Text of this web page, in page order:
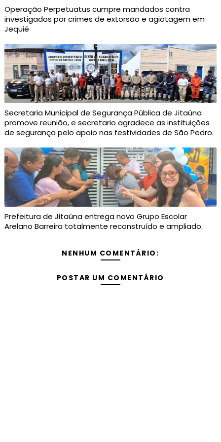
Operação Perpetuatus cumpre mandados contra
investigados por crimes de extorsão e agiotagem em
Jequié
Secretaria Municipal de Segurança Pública de Jitaúna
promove reunião, e secretario agradece as instituições
de segurança pelo apoio nas festividades de São Pedro.
Prefeitura de Jitaúna entrega novo Grupo Escolar
Arelano Barreira totalmente reconstruído e ampliado.
NENHUM COMENTÁRIO:
POSTAR UM COMENTÁRIO